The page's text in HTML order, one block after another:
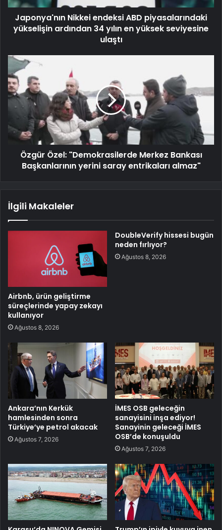
Japonya'nın Nikkei endeksi ABD piyasalarındaki
yükselişin ardından 34 yılın en yüksek seviyesine
ulaştı
Özgür Özel: "Demokrasilerde Merkez Bankası
Başkanlarının yerini saray entrikaları almaz"
İlgili Makaleler
Airbnb, ürün geliştirme
süreçlerinde yapay zekayı
kullanıyor
Ağustos 8, 2026
DoubleVerify hissesi bugün
neden fırlıyor?
Ağustos 8, 2026
Ankara’nın Kerkük
hamlesinden sonra
Türkiye’ye petrol akacak
Ağustos 7, 2026
İMES OSB geleceğin
sanayisini inşa ediyor!
Sanayinin geleceği İMES
OSB’de konuşuldu
Ağustos 7, 2026